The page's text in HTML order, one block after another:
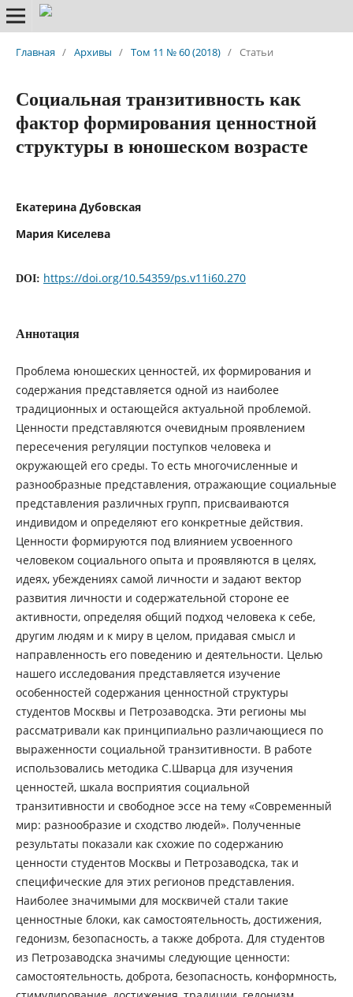
Главная / Архивы / Том 11 № 60 (2018) / Статьи
Социальная транзитивность как
фактор формирования ценностной
структуры в юношеском возрасте
Екатерина Дубовская
Мария Киселева
DOI: https://doi.org/10.54359/ps.v11i60.270
Аннотация
Проблема юношеских ценностей, их формирования и
содержания представляется одной из наиболее
традиционных и остающейся актуальной проблемой.
Ценности представляются очевидным проявлением
пересечения регуляции поступков человека и
окружающей его среды. То есть многочисленные и
разнообразные представления, отражающие социальные
представления различных групп, присваиваются
индивидом и определяют его конкретные действия.
Ценности формируются под влиянием усвоенного
человеком социального опыта и проявляются в целях,
идеях, убеждениях самой личности и задают вектор
развития личности и содержательной стороне ее
активности, определяя общий подход человека к себе,
другим людям и к миру в целом, придавая смысл и
направленность его поведению и деятельности. Целью
нашего исследования представляется изучение
особенностей содержания ценностной структуры
студентов Москвы и Петрозаводска. Эти регионы мы
рассматривали как принципиально различающиеся по
выраженности социальной транзитивности. В работе
использовались методика С.Шварца для изучения
ценностей, шкала восприятия социальной
транзитивности и свободное эссе на тему «Современный
мир: разнообразие и сходство людей». Полученные
результаты показали как схожие по содержанию
ценности студентов Москвы и Петрозаводска, так и
специфические для этих регионов представления.
Наиболее значимыми для москвичей стали такие
ценностные блоки, как самостоятельность, достижения,
гедонизм, безопасность, а также доброта. Для студентов
из Петрозаводска значимы следующие ценности:
самостоятельность, доброта, безопасность, конформность,